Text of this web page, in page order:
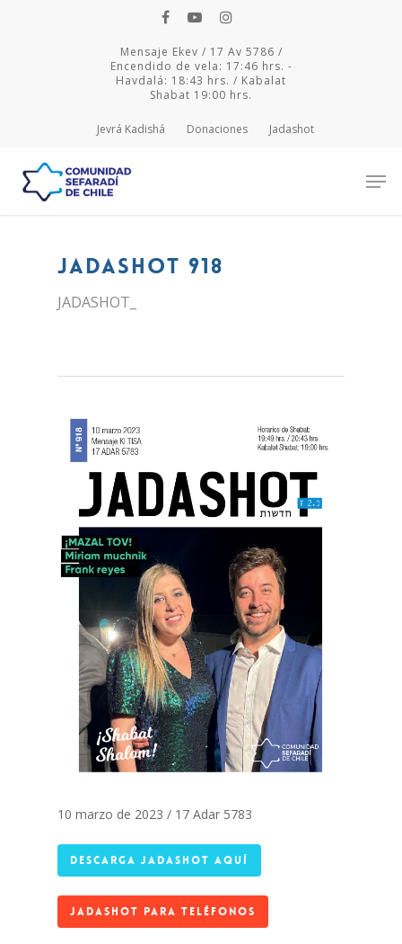
Mensaje Ekev / 17 Av 5786 /
Encendido de vela: 17:46 hrs. -
Havdalá: 18:43 hrs. / Kabalat
Shabat 19:00 hrs.
Jevrá Kadishá Donaciones Jadashot
Hit enter to search or ESC to close
JADASHOT 918
JADASHOT_
10 marzo de 2023 / 17 Adar 5783
DESCARGA JADASHOT AQUÍ
JADASHOT PARA TELÉFONOS